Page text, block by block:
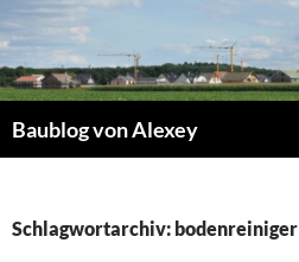
Inhalt
springen
Baublog von Alexey
Schlagwortarchiv: bodenreiniger